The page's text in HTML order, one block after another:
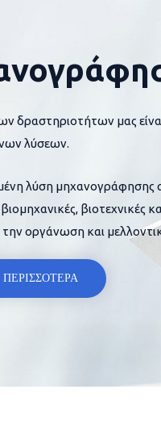
δραστηριοτήτων μας
λύσεων.
λύση μηχανογράφησης
βιοτεχνικές
οργάνωση και